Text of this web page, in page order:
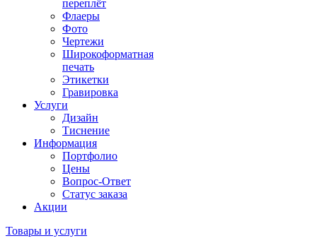
переплёт
Флаеры
Фото
Чертежи
Широкоформатная
печать
Этикетки
Гравировка
Услуги
Дизайн
Тиснение
Информация
Портфолио
Цены
Вопрос-Ответ
Статус заказа
Акции
Товары и услуги